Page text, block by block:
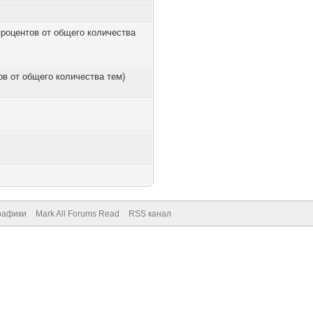
от общего количества
от общего количества тем)
Mark All Forums Read RSS канал